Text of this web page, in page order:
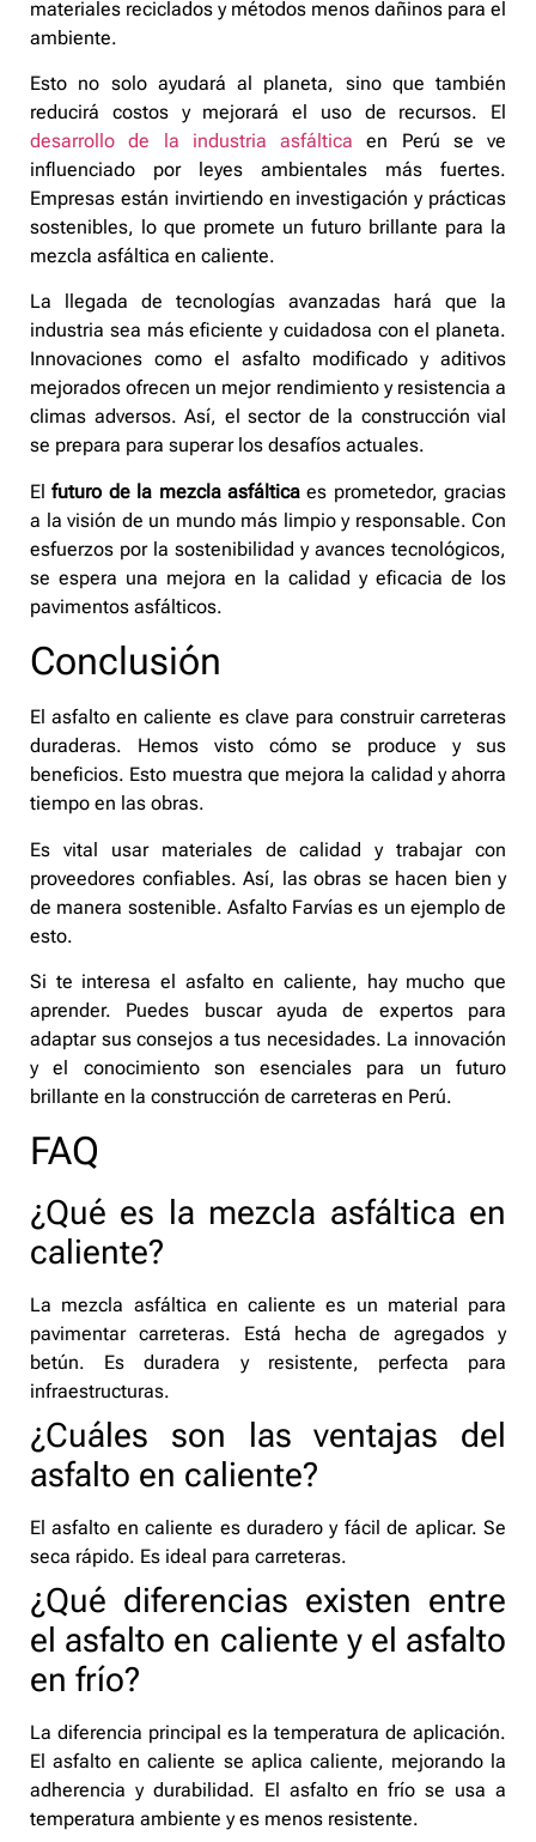
materiales reciclados y métodos menos dañinos para el
ambiente.
Esto no solo ayudará al planeta, sino que también
reducirá costos y mejorará el uso de recursos. El
desarrollo de la industria asfáltica en Perú se ve
influenciado por leyes ambientales más fuertes.
Empresas están invirtiendo en investigación y prácticas
sostenibles, lo que promete un futuro brillante para la
mezcla asfáltica en caliente.
La llegada de tecnologías avanzadas hará que la
industria sea más eficiente y cuidadosa con el planeta.
Innovaciones como el asfalto modificado y aditivos
mejorados ofrecen un mejor rendimiento y resistencia a
climas adversos. Así, el sector de la construcción vial
se prepara para superar los desafíos actuales.
Elfuturo de la mezcla asfálticaes prometedor, gracias
a la visión de un mundo más limpio y responsable. Con
esfuerzos por la sostenibilidad y avances tecnológicos,
se espera una mejora en la calidad y eficacia de los
pavimentos asfálticos.
Conclusión
El asfalto en caliente es clave para construir carreteras
duraderas. Hemos visto cómo se produce y sus
beneficios. Esto muestra que mejora la calidad y ahorra
tiempo en las obras.
Es vital usar materiales de calidad y trabajar con
proveedores confiables. Así, las obras se hacen bien y
de manera sostenible. Asfalto Farvías es un ejemplo de
esto.
Si te interesa el asfalto en caliente, hay mucho que
aprender. Puedes buscar ayuda de expertos para
adaptar sus consejos a tus necesidades. La innovación
y el conocimiento son esenciales para un futuro
brillante en la construcción de carreteras en Perú.
FAQ
¿Qué es la mezcla asfáltica en
caliente?
La mezcla asfáltica en caliente es un material para
pavimentar carreteras. Está hecha de agregados y
betún. Es duradera y resistente, perfecta para
infraestructuras.
¿Cuáles son las ventajas del
asfalto en caliente?
El asfalto en caliente es duradero y fácil de aplicar. Se
seca rápido. Es ideal para carreteras.
¿Qué diferencias existen entre
el asfalto en caliente y el asfalto
en frío?
La diferencia principal es la temperatura de aplicación.
El asfalto en caliente se aplica caliente, mejorando la
adherencia y durabilidad. El asfalto en frío se usa a
temperatura ambiente y es menos resistente.